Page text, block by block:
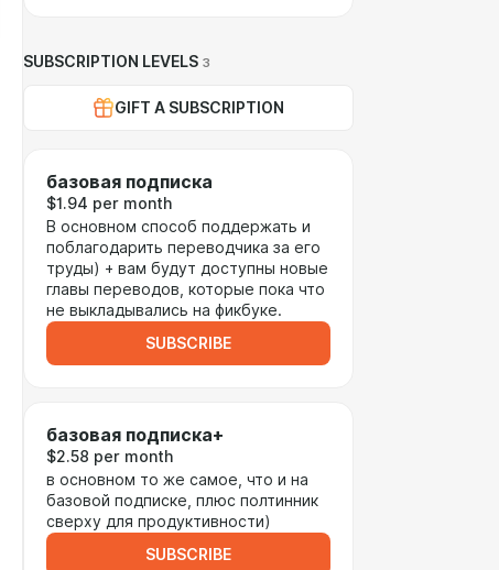
SUBSCRIPTION LEVELS 3
GIFT A SUBSCRIPTION
базовая подписка
$1.94 per month
В основном способ поддержать и
поблагодарить переводчика за его
труды) + вам будут доступны новые
главы переводов, которые пока что
не выкладывались на фикбуке.
SUBSCRIBE
базовая подписка+
$2.58 per month
в основном то же самое, что и на
базовой подписке, плюс полтинник
сверху для продуктивности)
SUBSCRIBE